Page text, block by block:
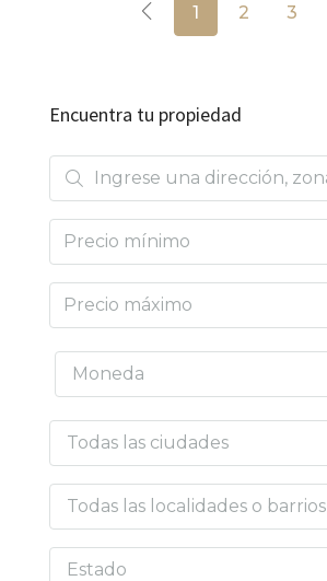
1 2 3
Encuentra tu propiedad
Moneda
Todas las ciudades
Todas las localidades o barrios
Estado